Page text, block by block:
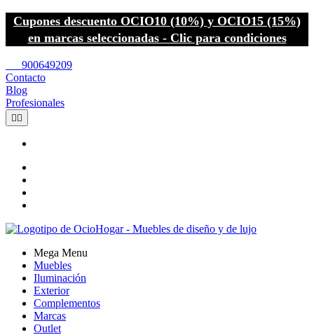
Cupones descuento OCIO10 (10%) y OCIO15 (15%)
en marcas seleccionadas - Clic para condiciones
900649209
Contacto
Blog
Profesionales
 
Mega Menu
Muebles
Iluminación
Exterior
Complementos
Marcas
Outlet